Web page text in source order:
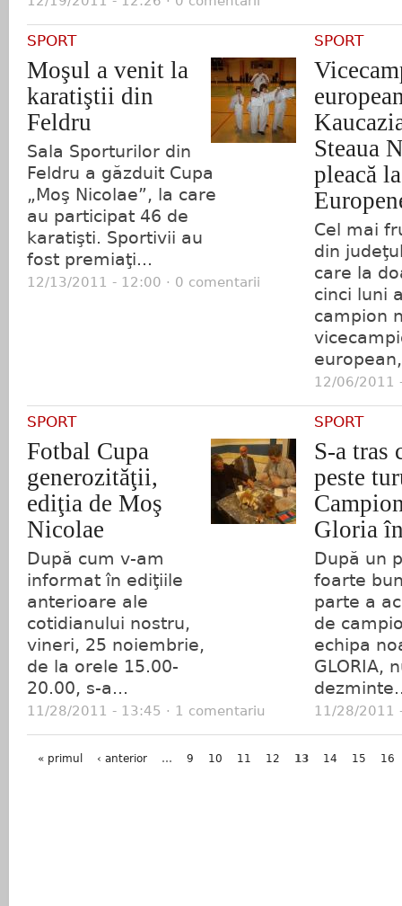
SPORT
Moşul a venit la
karatiştii din
Feldru
Sala Sporturilor din
Feldru a găzduit Cupa
„Moş Nicolae”, la care
au participat 46 de
karatişti. Sportivii au
fost premiaţi...
12/13/2011 - 12:00 · 0 comentarii
SPORT
Steaua
pleacă
Cel mai
din
care la
cinci luni
campion
12/06/2011
SPORT
Fotbal Cupa
generozităţii,
ediţia de Moş
Nicolae
După cum v-am
informat în ediţiile
anterioare ale
cotidianului nostru,
vineri, 25 noiembrie,
de la orele 15.00-
20.00, s-a...
11/28/2011 - 13:45 · 1 comentariu
SPORT
S-a tras
peste
Gloria
După un
foarte
parte a
de
echipa
GLORIA,
11/28/2011
Pagini
« primul ‹ anterior … 9 10 11 12 13 14 15 16